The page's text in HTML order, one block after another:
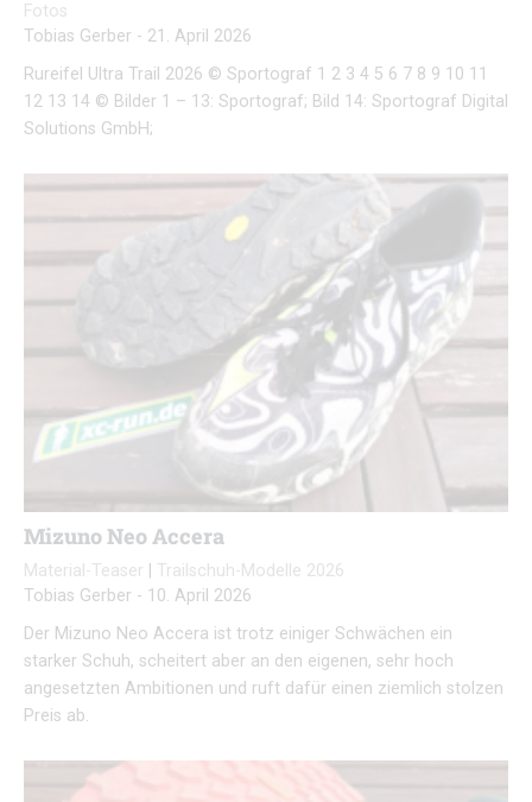
Fotos
Tobias Gerber - 21. April 2026
Rureifel Ultra Trail 2026 © Sportograf 1 2 3 4 5 6 7 8 9 10 11
12 13 14 © Bilder 1 – 13: Sportograf; Bild 14: Sportograf Digital
Solutions GmbH;
Mizuno Neo Accera
Material-Teaser
Trailschuh-Modelle 2026
Tobias Gerber - 10. April 2026
Der Mizuno Neo Accera ist trotz einiger Schwächen ein
starker Schuh, scheitert aber an den eigenen, sehr hoch
angesetzten Ambitionen und ruft dafür einen ziemlich stolzen
Preis ab.